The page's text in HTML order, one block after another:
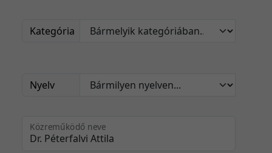
Kategória
Nyelv
Közreműködő neve